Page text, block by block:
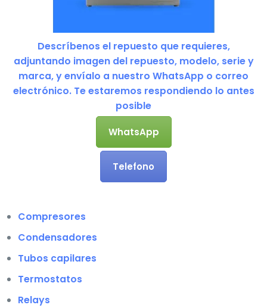
Descríbenos el repuesto que requieres,
adjuntando imagen del repuesto, modelo, serie y
marca, y envíalo a nuestro WhatsApp o correo
electrónico. Te estaremos respondiendo lo antes
posible
WhatsApp
Telefono
Compresores
Condensadores
Tubos capilares
Termostatos
Relays